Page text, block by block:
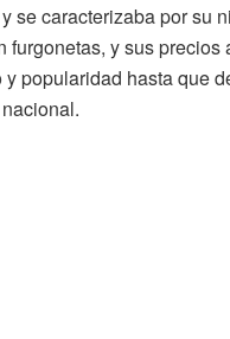
se caracterizaba por su
furgonetas, y sus
popularidad hasta que